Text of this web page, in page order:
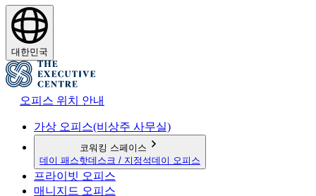
대한민국
오피스 위치 안내
가상 오피스(비상주 사무실)
코워킹 스페이스
데이 패스핫데스크 / 지정석데이 오피스
프라이빗 오피스
매니지드 오피스